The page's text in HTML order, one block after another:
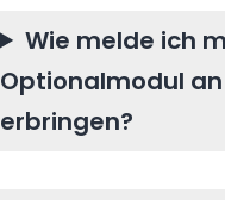
Wie melde ich
Optionalmodul
erbringen?